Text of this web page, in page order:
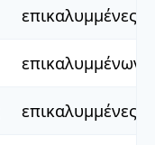
επικαλυμμένες
επικαλυμμένων
επικαλυμμένες